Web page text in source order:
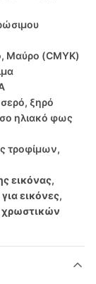
Μαύρο (CMYK)
ξηρό
ηλιακό φως
τροφίμων,
εικόνας,
εικόνες,
χρωστικών